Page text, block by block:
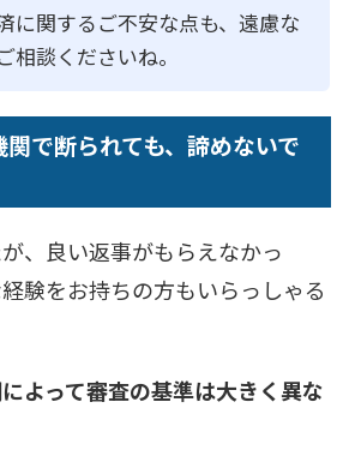
に関するご不安な点も、遠慮な
相談くださいね。
で断られても、諦めないで
が、良い返事がもらえなかっ
験をお持ちの方もいらっしゃる
よって審査の基準は大きく異な